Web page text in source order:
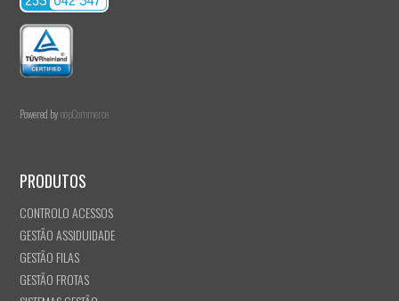
Powered bynopCommerce
PRODUTOS
CONTROLO ACESSOS
GESTÃO ASSIDUIDADE
GESTÃO FILAS
GESTÃO FROTAS